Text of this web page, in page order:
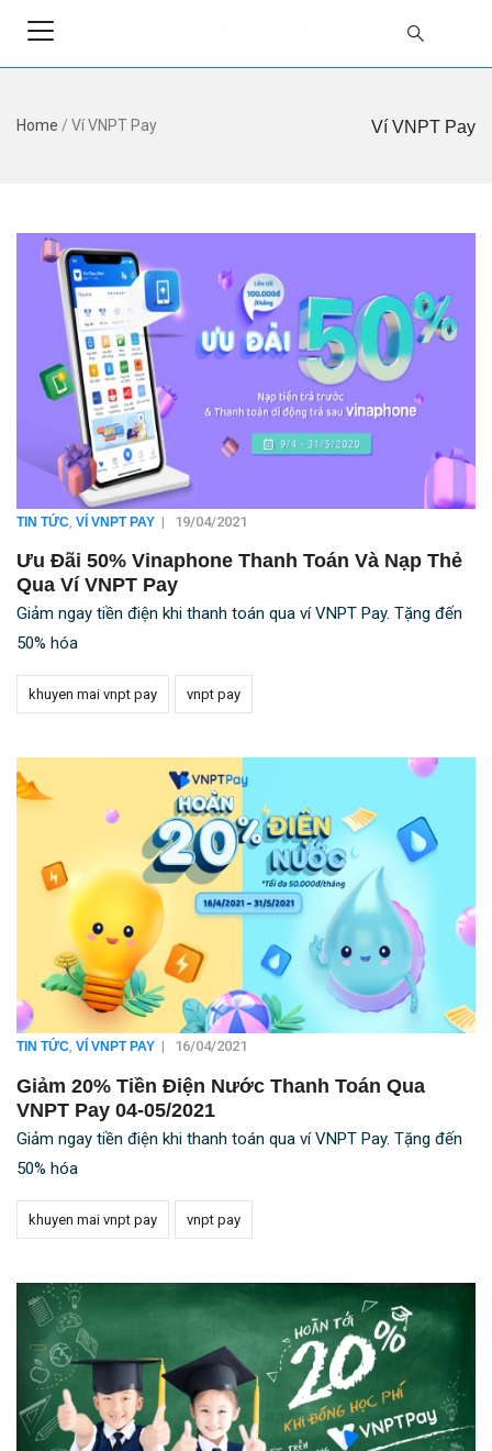
Ví VNPT Pay
Home / Ví VNPT Pay
TIN TỨC VÍ VNPT PAY | 19/04/2021
Ưu Đãi 50% Vinaphone Thanh Toán Và Nạp Thẻ
Qua Ví VNPT Pay
Giảm ngay tiền điện khi thanh toán qua ví VNPT Pay. Tặng đến
50% hóa
khuyen mai vnpt pay vnpt pay
TIN TỨC, VÍ VNPT PAY | 16/04/2021
Giảm 20% Tiền Điện Nước Thanh Toán Qua
VNPT Pay 04-05/2021
Giảm ngay tiền điện khi thanh toán qua ví VNPT Pay. Tặng đến
50% hóa
khuyen mai vnpt pay vnpt pay